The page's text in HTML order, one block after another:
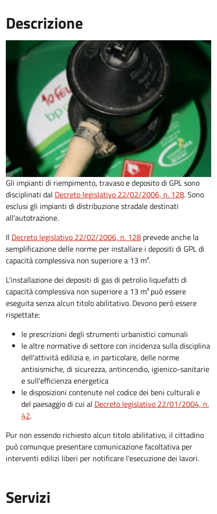
Descrizione
Gli impianti di riempimento, travaso e deposito di GPL sono
disciplinati dal Decreto legislativo 22/02/2006, n. 128. Sono
esclusi gli impianti di distribuzione stradale destinati
all'autotrazione.
Il Decreto legislativo 22/02/2006, n. 128 prevede anche la
semplificazione delle norme per installare i depositi di GPL di
capacità complessiva non superiore a 13 m³.
L'installazione dei depositi di gas di petrolio liquefatti di
capacità complessiva non superiore a 13 m³ può essere
eseguita senza alcun titolo abilitativo. Devono però essere
rispettate:
le prescrizioni degli strumenti urbanistici comunali
le altre normative di settore con incidenza sulla disciplina
dell'attività edilizia e, in particolare, delle norme
antisismiche, di sicurezza, antincendio, igienico-sanitarie
e sull'efficienza energetica
le disposizioni contenute nel codice dei beni culturali e
del paesaggio di cui al Decreto legislativo 22/01/2004, n.
42.
Pur non essendo richiesto alcun titolo abilitativo, il cittadino
può comunque presentare comunicazione facoltativa per
interventi edilizi liberi per notificare l'esecuzione dei lavori.
Servizi